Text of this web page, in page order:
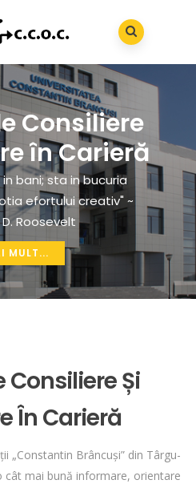
Consiliere
în Carieră
bani; sta in bucuria
efortului creativ" ~
D. Roosevelt
MULT...
Consiliere Și
În Carieră
„Constantin Brâncuși” din Târgu-
cât mai bună informare, orientare